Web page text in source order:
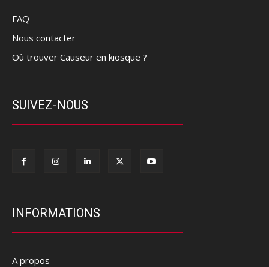
FAQ
Nous contacter
Où trouver Causeur en kiosque ?
SUIVEZ-NOUS
INFORMATIONS
A propos